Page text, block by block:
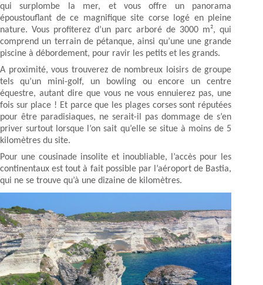
qui surplombe la mer, et vous offre un panorama
époustouflant de ce magnifique site corse logé en pleine
nature. Vous profiterez d’un parc arboré de 3000 m², qui
comprend un terrain de pétanque, ainsi qu’une une grande
piscine à débordement, pour ravir les petits et les grands.
A proximité, vous trouverez de nombreux loisirs de groupe
tels qu’un mini-golf, un bowling ou encore un centre
équestre, autant dire que vous ne vous ennuierez pas, une
fois sur place ! Et parce que les plages corses sont réputées
pour être paradisiaques, ne serait-il pas dommage de s’en
priver surtout lorsque l’on sait qu’elle se situe à moins de 5
kilomètres du site.
Pour une cousinade insolite et inoubliable, l’accès pour les
continentaux est tout à fait possible par l’aéroport de Bastia,
qui ne se trouve qu’à une dizaine de kilomètres.